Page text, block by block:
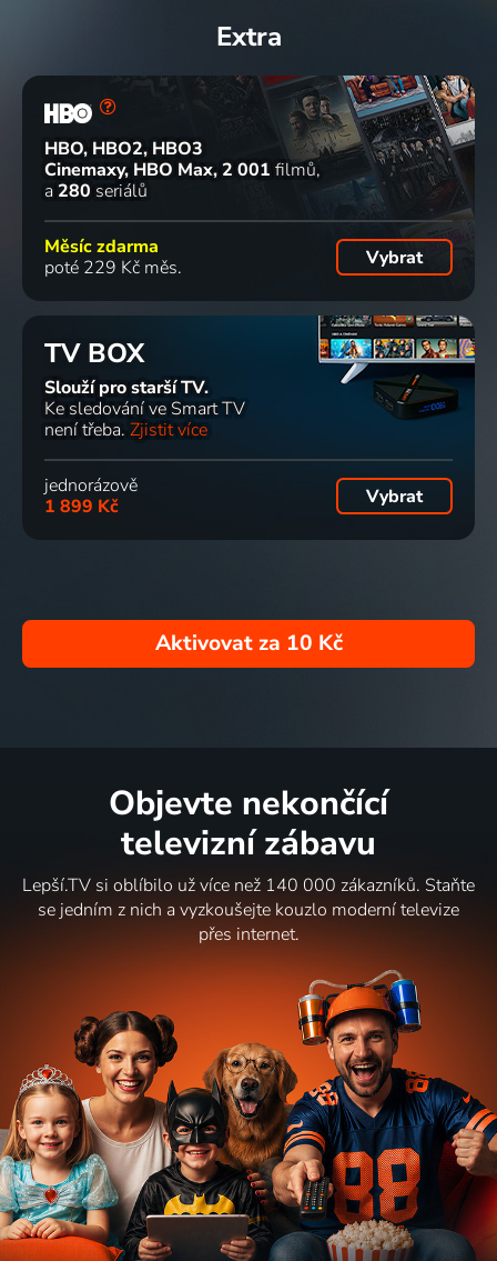
Extra
HBO, HBO2, HBO3
Cinemaxy, HBO Max 2 001 filmů
a 280 seriálů
Měsíc zdarma
poté 229 Kč měs.
Vybrat
TV BOX
Slouží pro starší TV.
Ke sledování ve Smart TV
není třeba. Zjistit více
jednorázově
1 899 Kč
Vybrat
Aktivovat za 10 Kč
Objevte nekončící
televizní zábavu
Lepší.TV si oblíbilo už více než 140 000 zákazníků. Staňte
se jedním z nich a vyzkoušejte kouzlo moderní televize
přes internet.